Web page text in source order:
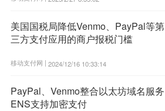
美国国税局降低Venmo、PayPal等第
三方支付应用的商户报税门槛
移动支付网 | 2024/12/16 10:33:14
PayPal、Venmo整合以太坊域名服务
ENS支持加密支付